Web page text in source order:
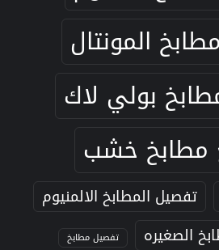
المونتال
بولي لاك
مطابخ خشب
تفصيل المطابخ الالمنيوم
الصغيره
تفصيل مطابخ